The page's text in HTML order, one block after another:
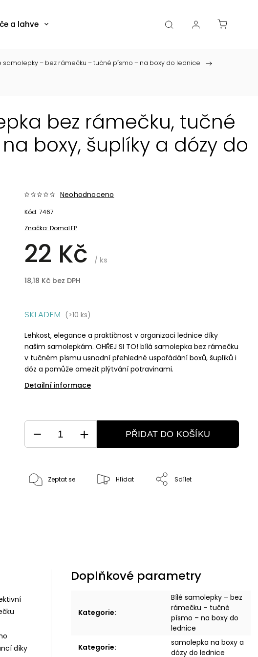
a lahve Boxy, dózy, kořenky, skleničky Akce
samolepky – bez rámečku – tučné písmo – na boxy do lednice /
bez rámečku, tučné
boxy, šuplíky a dózy do
Značka: DomaLEP
Neohodnoceno
22 Kč / ks
18,18 Kč bez DPH
Kód: 7467
Lehkost, elegance a praktičnost v organizaci lednice díky
našim samolepkám. OHŘEJ SI TO! bílá samolepka bez rámečku
v tučném písmu usnadní přehledné uspořádání boxů, šuplíků i
dóz a pomůže omezit plýtvání potravinami.
Detailní informace
SKLADEM (>10 ks)
PŘIDAT DO KOŠÍKU
Zeptat se Hlídat Sdílet
díky
Doplňkové parametry
Kategorie:
Bílé samolepky – bez
rámečku – tučné
písmo – na boxy do
lednice
Kategorie:
samolepka na boxy a
dózy do lednice